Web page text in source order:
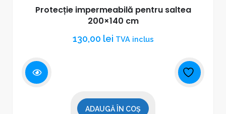
Protecție impermeabilă pentru saltea
200×140 cm
130,00 lei TVA inclus
ADAUGĂ ÎN COȘ